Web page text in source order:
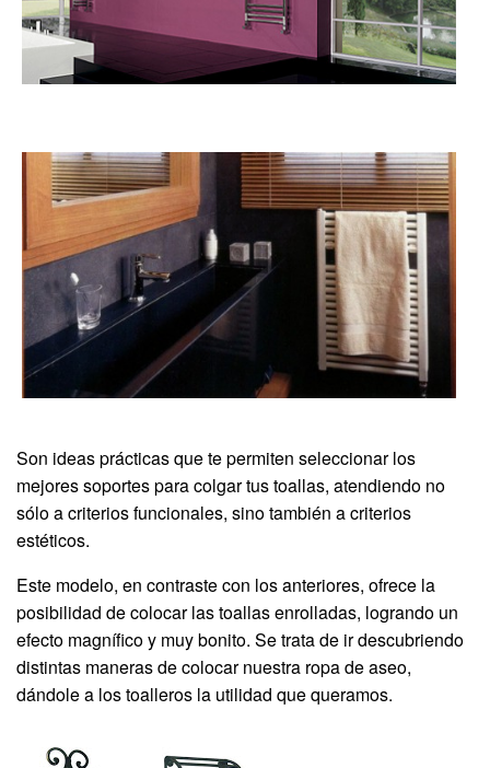
Son ideas prácticas que te permiten seleccionar los
mejores soportes para colgar tus toallas, atendiendo no
sólo a criterios funcionales, sino también a criterios
estéticos.
Este modelo, en contraste con los anteriores, ofrece la
posibilidad de colocar las toallas enrolladas, logrando un
efecto magnífico y muy bonito. Se trata de ir descubriendo
distintas maneras de colocar nuestra ropa de aseo,
dándole a los toalleros la utilidad que queramos.